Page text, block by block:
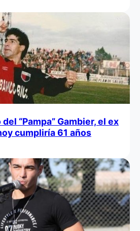
“Pampa” Gambier, el ex
cumpliría 61 años